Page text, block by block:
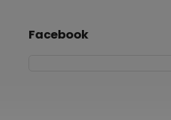
Facebook